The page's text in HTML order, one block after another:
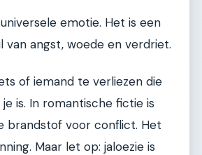
emotie. Het is een
van angst, woede en verdriet.
of iemand te verliezen die
is. In romantische fictie is
brandstof voor conflict. Het
Maar let op: jaloezie is